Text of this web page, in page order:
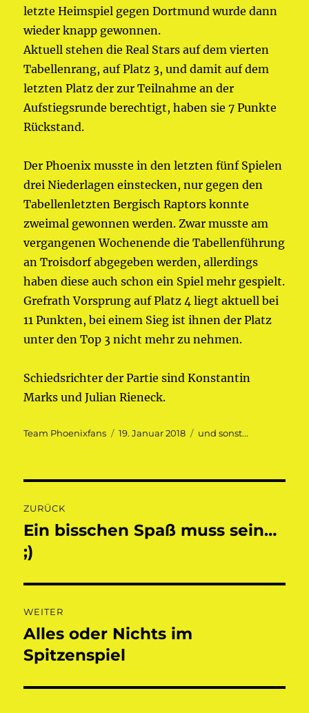
letzte Heimspiel gegen Dortmund wurde dann
wieder knapp gewonnen.
Aktuell stehen die Real Stars auf dem vierten
Tabellenrang, auf Platz 3, und damit auf dem
letzten Platz der zur Teilnahme an der
Aufstiegsrunde berechtigt, haben sie 7 Punkte
Rückstand.
Der Phoenix musste in den letzten fünf Spielen
drei Niederlagen einstecken, nur gegen den
Tabellenletzten Bergisch Raptors konnte
zweimal gewonnen werden. Zwar musste am
vergangenen Wochenende die Tabellenführung
an Troisdorf abgegeben werden, allerdings
haben diese auch schon ein Spiel mehr gespielt.
Grefrath Vorsprung auf Platz 4 liegt aktuell bei
11 Punkten, bei einem Sieg ist ihnen der Platz
unter den Top 3 nicht mehr zu nehmen.
Schiedsrichter der Partie sind Konstantin
Marks und Julian Rieneck.
Autor
Team Phoenixfans
Veröffentlicht
19. Januar 2018 Kategorien
und sonst...
ZURÜCK
Vorheriger
Beitrag:
Ein bisschen Spaß muss sein…
;)
WEITER
Nächster
Beitrag:
Alles oder Nichts im
Spitzenspiel